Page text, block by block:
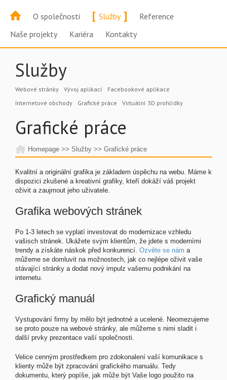
O společnosti [ Služby]
Reference
Naše projekty
Kariéra Kontakty
Služby
Webové stránky Vývoj aplikací
Facebookové aplikace
Internetové obchody
Grafické práce Virtuální 3D prohlídky
Grafické práce
Homepage >> Služby >> Grafické práce
Kvalitní a originální grafika je základem úspěchu na webu. Máme k
dispozici zkušené a kreativní grafiky, kteří dokáží váš projekt
oživit a zaujmout jeho uživatele.
Grafika webových stránek
Po 1-3 letech se vyplatí investovat do modernizace vzhledu
vašisch stránek. Ukážete svým klientům, že jdete s moderními
trendy a získáte náskok před konkurencí. Ozvěte se nám a
můžeme se domluvit na možnostech, jak co nejlépe oživit vaše
stávající stránky a dodat nový impulz vašemu podnikání na
internetu.
Grafický manuál
Vystupování firmy by mělo být jednotné a ucelené. Neomezujeme
se proto pouze na webové stránky, ale můžeme s nimi sladit i
další prvky prezentace vaší společnosti.
Velice cenným prostředkem pro zdokonalení vaší komunikace s
klienty může být zpracování grafického manuálu. Tedy
dokumentu, který popíše, jak může být Vaše logo použito na